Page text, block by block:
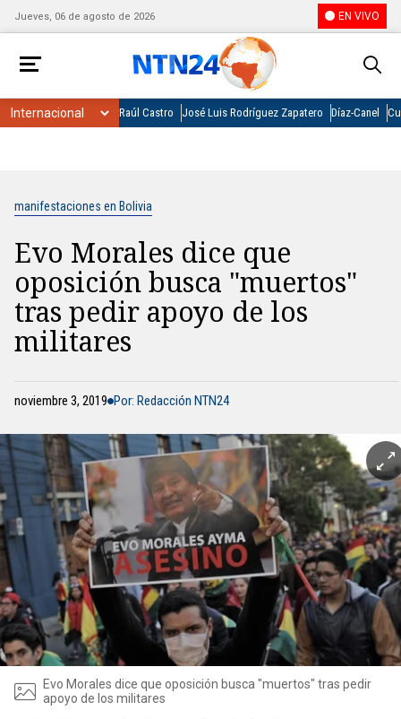
Jueves, 06 de agosto de 2026 EN VIVO
Raúl Castro José Luis Rodríguez Zapatero Díaz-Canel
manifestaciones en Bolivia
Evo Morales dice que
oposición busca "muertos"
tras pedir apoyo de los
militares
noviembre 3, 2019 Por: Redacción NTN24
Evo Morales dice que oposición busca "muertos" tras pedir
apoyo de los militares